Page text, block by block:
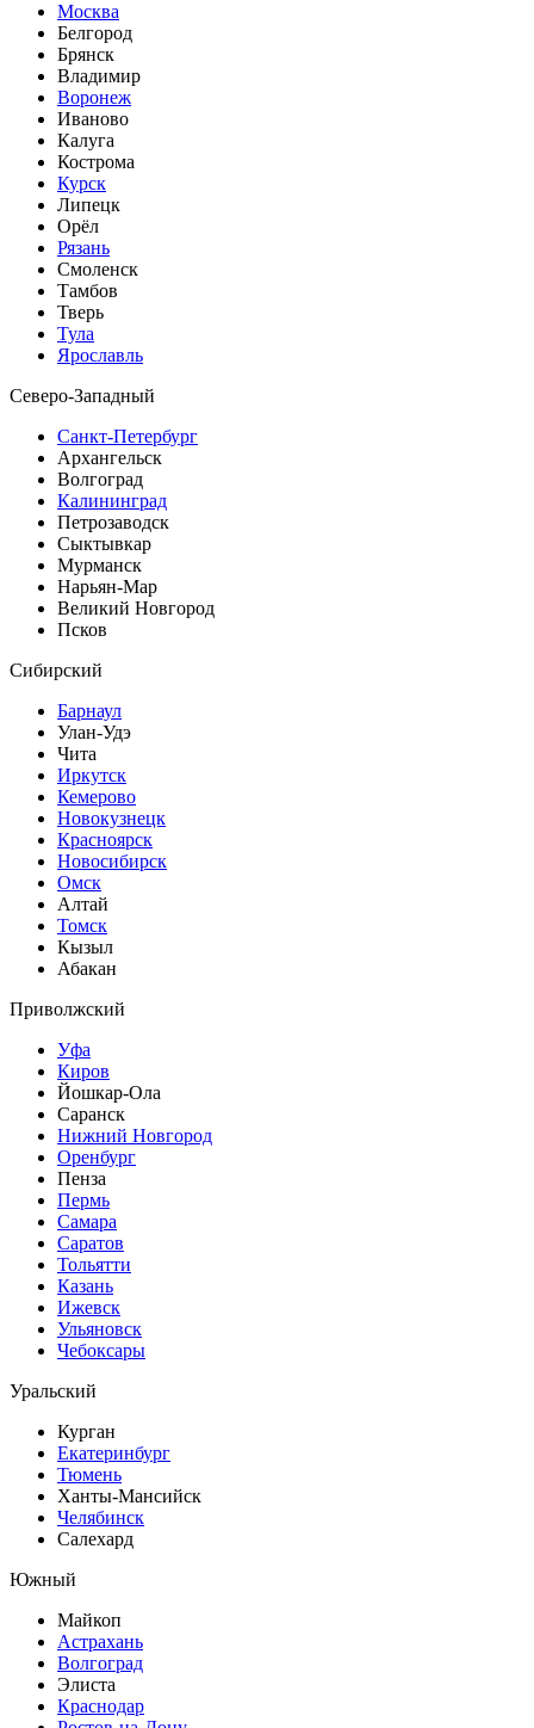
Москва
Белгород
Брянск
Владимир
Воронеж
Иваново
Калуга
Кострома
Курск
Липецк
Орёл
Рязань
Смоленск
Тамбов
Тверь
Тула
Ярославль
Северо-Западный
Санкт-Петербург
Архангельск
Волгоград
Калининград
Петрозаводск
Сыктывкар
Мурманск
Нарьян-Мар
Великий Новгород
Псков
Сибирский
Барнаул
Улан-Удэ
Чита
Иркутск
Кемерово
Новокузнецк
Красноярск
Новосибирск
Омск
Алтай
Томск
Кызыл
Абакан
Приволжский
Уфа
Киров
Йошкар-Ола
Саранск
Нижний Новгород
Оренбург
Пенза
Пермь
Самара
Саратов
Тольятти
Казань
Ижевск
Ульяновск
Чебоксары
Уральский
Курган
Екатеринбург
Тюмень
Ханты-Мансийск
Челябинск
Салехард
Южный
Майкоп
Астрахань
Волгоград
Элиста
Краснодар